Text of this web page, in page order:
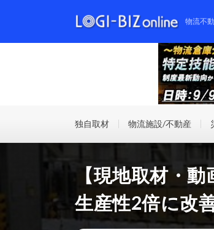
物流不
独自取材 物流施設/不動産
【現地取材・動
生産性2倍に改